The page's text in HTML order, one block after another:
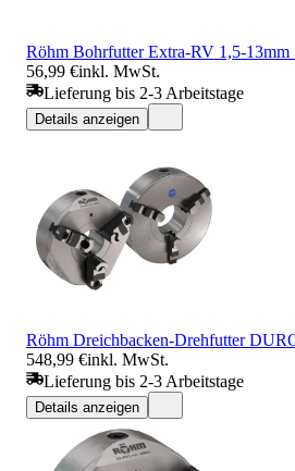
Röhm Bohrfutter Extra-RV 1,5-
56,99 €inkl. MwSt.
Lieferung bis 2-3 Arbeitstage
Details anzeigen
Röhm Dreichbacken-Drehfutter
548,99 €inkl. MwSt.
Lieferung bis 2-3 Arbeitstage
Details anzeigen